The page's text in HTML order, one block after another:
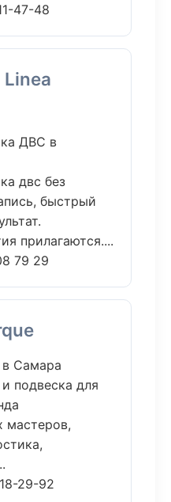
47-48
ДВС в
двс без
быстрый
прилагаются....
79 29
в Самара
подвеска для
мастеров,
29-92